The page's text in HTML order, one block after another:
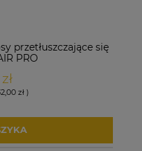
przetłuszczające się
PRO
zł )